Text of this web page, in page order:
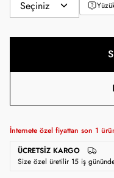
İnternete özel fiyattan son 1
ÜCRETSIZ KARGO
Size özel üretilir 15 iş